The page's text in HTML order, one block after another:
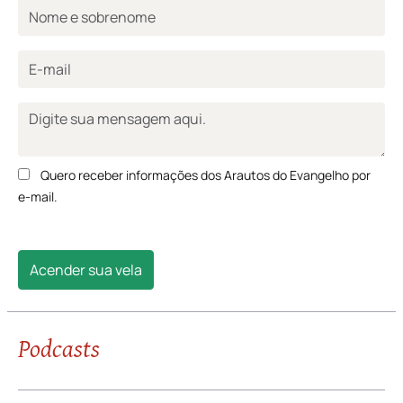
Quero receber informações dos Arautos do Evangelho por
Acender sua vela
Podcasts